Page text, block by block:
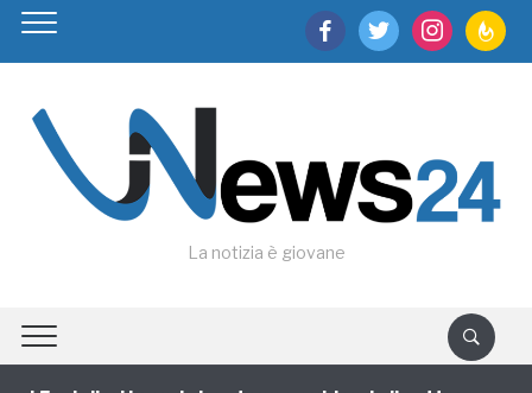
facebooktwitter instagram
La notizia è giovane